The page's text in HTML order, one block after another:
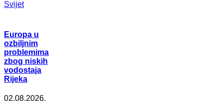
Svijet
Europa u
ozbiljnim
problemima
zbog niskih
vodostaja
Rijeka
02.08.2026.